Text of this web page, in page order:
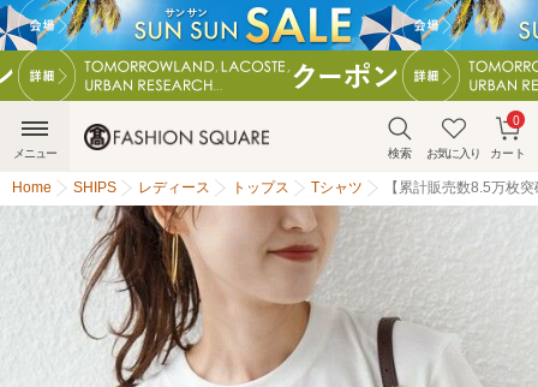
検索 お気に入り カート
0
メニュー
Home SHIPS レディース トップス Tシャツ 【累計販売数8.5万枚